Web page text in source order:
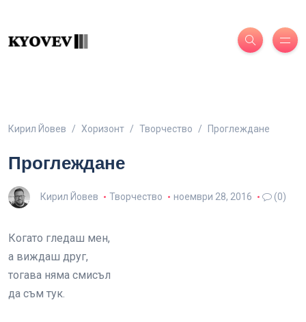
Кирил Йовев Хоризонт Творчество Проглеждане
Проглеждане
Кирил Йовев Творчество ноември 28, 2016 (0)
Когато гледаш мен,
а виждаш друг,
тогава няма смисъл
да съм тук.